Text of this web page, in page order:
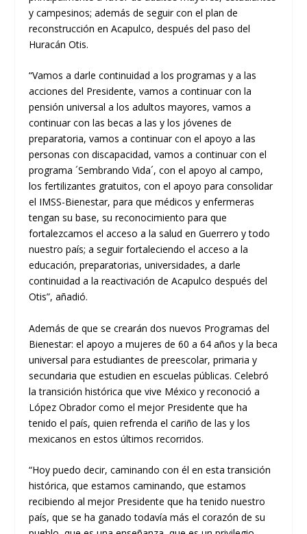
y campesinos; además de seguir con el plan de
reconstrucción en Acapulco, después del paso del
Huracán Otis.
“Vamos a darle continuidad a los programas y a las
acciones del Presidente, vamos a continuar con la
pensión universal a los adultos mayores, vamos a
continuar con las becas a las y los jóvenes de
preparatoria, vamos a continuar con el apoyo a las
personas con discapacidad, vamos a continuar con el
programa ´Sembrando Vida´, con el apoyo al campo,
los fertilizantes gratuitos, con el apoyo para consolidar
el IMSS-Bienestar, para que médicos y enfermeras
tengan su base, su reconocimiento para que
fortalezcamos el acceso a la salud en Guerrero y todo
nuestro país; a seguir fortaleciendo el acceso a la
educación, preparatorias, universidades, a darle
continuidad a la reactivación de Acapulco después del
Otis”, añadió.
Además de que se crearán dos nuevos Programas del
Bienestar: el apoyo a mujeres de 60 a 64 años y la beca
universal para estudiantes de preescolar, primaria y
secundaria que estudien en escuelas públicas. Celebró
la transición histórica que vive México y reconoció a
López Obrador como el mejor Presidente que ha
tenido el país, quien refrenda el cariño de las y los
mexicanos en estos últimos recorridos.
“Hoy puedo decir, caminando con él en esta transición
histórica, que estamos caminando, que estamos
recibiendo al mejor Presidente que ha tenido nuestro
país, que se ha ganado todavía más el corazón de su